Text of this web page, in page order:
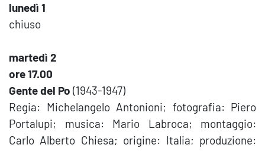
lunedì 1
chiuso
martedì 2
ore 17.00
Gente del Po (1943-1947)
Regia: Michelangelo Antonioni; fotografia: Piero
Portalupi; musica: Mario Labroca; montaggio:
Carlo Alberto Chiesa; origine: Italia; produzione: